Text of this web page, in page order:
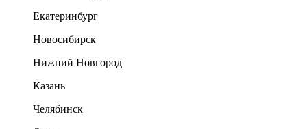
Екатеринбург
Новосибирск
Нижний Новгород
Казань
Челябинск